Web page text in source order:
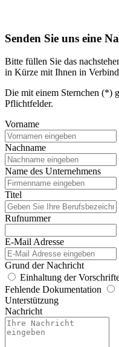
Senden Sie uns eine
Bitte füllen Sie das
in Kürze mit Ihnen in
Die mit einem Sternchen (*)
Pflichtfelder.
Vorname
Nachname
Name des Unternehmens
Titel
Rufnummer
E-Mail Adresse
Grund der Nachricht
Einhaltung der
Fehlende Dokumentation
Unterstützung
Nachricht